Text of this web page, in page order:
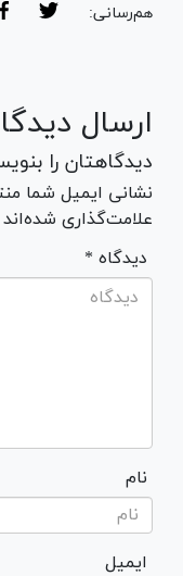
هم‌رسانی:
ارسال
دیدگاهتان را
نشانی ایمیل شما
علامت‌گذاری
* دیدگاه
نام
ایمیل